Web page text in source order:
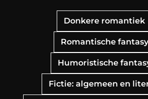
Donkere romantiek
Romantische fantasy
Humoristische
Fictie: algemeen en